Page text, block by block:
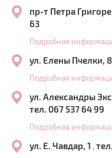
пр-т Петра
63
Подробная
ул. Елены Пчелки, 8
Подробная
ул. Александры
тел. 067 537 64 99
Подробная
ул. Е. Чавдар, 1 ,